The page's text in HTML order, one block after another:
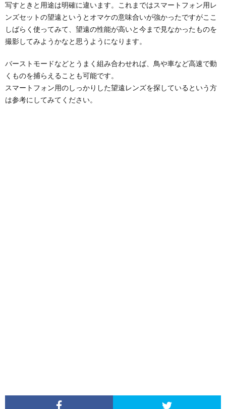
写すときと用途は明確に違います。これまではスマートフォン用レ
ンズセットの望遠というとオマケの意味合いが強かったですがここ
しばらく使ってみて、望遠の性能が高いと今まで見なかったものを
撮影してみようかなと思うようになります。
バーストモードなどとうまく組み合わせれば、鳥や車など高速で動
くものを捕らえることも可能です。
スマートフォン用のしっかりした望遠レンズを探しているという方
は参考にしてみてください。